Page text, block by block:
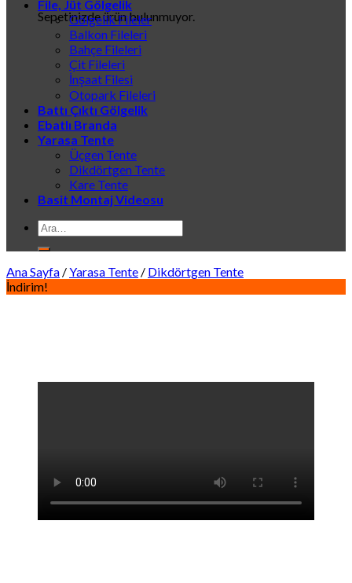
Sepetinizde ürün bulunmuyor.
File, Jüt Gölgelik
Gölgelik Fileler
Balkon Fileleri
Bahçe Fileleri
Çit Fileleri
İnşaat Filesi
Otopark Fileleri
Battı Çıktı Gölgelik
Ebatlı Branda
Yarasa Tente
Üçgen Tente
Dikdörtgen Tente
Kare Tente
Basit Montaj Videosu
Ara:
Ana Sayfa /Yarasa Tente / Dikdörtgen Tente
İndirim!